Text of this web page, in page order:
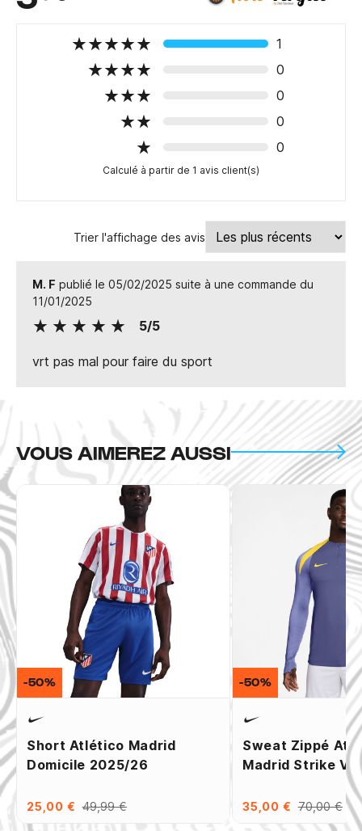
1
0
0
0
0
Calculé à partir de 1 avis client(s)
Trier l'affichage des avis
M. F publié le 05/02/2025 suite à une commande du
11/01/2025
5/5
vrt pas mal pour faire du sport
VOUS AIMEREZ AUSSI
Short Atlético Madrid
Domicile 2025/26
25,00 € 49,99 €
-50%
Sweat Zippé
Madrid Strike
35,00 € 70,00 €
-50%